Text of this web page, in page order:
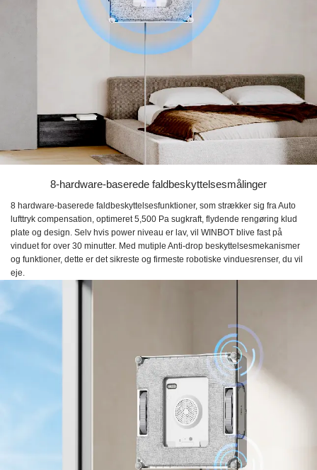
8-hardware-baserede faldbeskyttelsesmålinger
8 hardware-baserede faldbeskyttelsesfunktioner, som strækker sig fra Auto
lufttryk compensation, optimeret 5,500 Pa sugkraft, flydende rengøring klud
plate og design. Selv hvis power niveau er lav, vil WINBOT blive fast på
vinduet for over 30 minutter. Med mutiple Anti-drop beskyttelsesmekanismer
og funktioner, dette er det sikreste og firmeste robotiske vinduesrenser, du vil
eje.